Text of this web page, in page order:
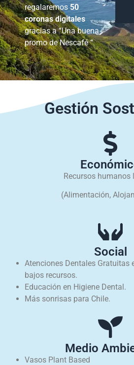
regalaremos 50
coronas digitales
gracias a “Una buena
promo de Nescafé “
Gestión
Recursos humanos
(Alimentación,
Social
Atenciones Dentales Gratuitas
bajos recursos.
Educación en Higiene Dental.
Más sonrisas para Chile.
Medio
Vasos Plant Based